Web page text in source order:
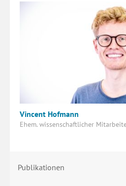
Vincent Hofmann
Ehem. wissenschaftlicher
Publikationen